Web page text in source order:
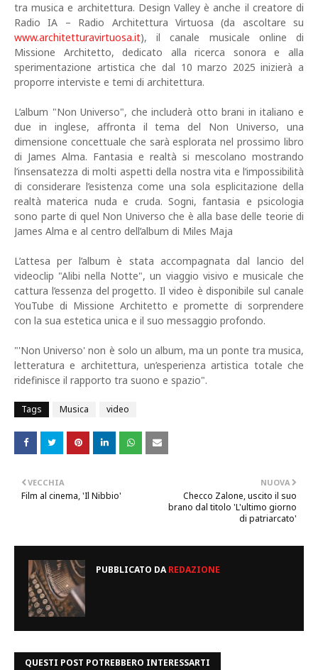
tra musica e architettura. Design Valley è anche il creatore di
Radio IA – Radio Architettura Virtuosa (da ascoltare su
www.architetturavirtuosa.it), il canale musicale online di
Missione Architetto, dedicato alla ricerca sonora e alla
sperimentazione artistica che dal 10 marzo 2025 inizierà a
proporre interviste e temi di architettura.
L’album "Non Universo", che includerà otto brani in italiano e
due in inglese, affronta il tema del Non Universo, una
dimensione concettuale che sarà esplorata nel prossimo libro
di James Alma. Fantasia e realtà si mescolano mostrando
l’insensatezza di molti aspetti della nostra vita e l’impossibilità
di considerare l’esistenza come una sola esplicitazione della
realtà materica nuda e cruda. Sogni, fantasia e psicologia
sono parte di quel Non Universo che è alla base delle teorie di
James Alma e al centro dell’album di Miles Maja
L’attesa per l’album è stata accompagnata dal lancio del
videoclip "Alibi nella Notte", un viaggio visivo e musicale che
cattura l’essenza del progetto. Il video è disponibile sul canale
YouTube di Missione Architetto e promette di sorprendere
con la sua estetica unica e il suo messaggio profondo.
"'Non Universo' non è solo un album, ma un ponte tra musica,
letteratura e architettura, un’esperienza artistica totale che
ridefinisce il rapporto tra suono e spazio".
Tags Musica video
NUOVA
Checco Zalone, uscito il suo
brano dal titolo 'L'ultimo giorno
di patriarcato'
VECCHIA
Film al cinema, 'Il Nibbio'
PUBBLICATO DAREDAZIONE
QUESTI POST POTREBBERO INTERESSARTI